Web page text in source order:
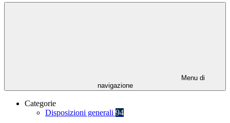
Menu di
navigazione
Categorie
Disposizioni generali 94